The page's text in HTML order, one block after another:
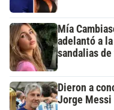
Mía
adelantó a
sandalias
Dieron a
Jorge Messi